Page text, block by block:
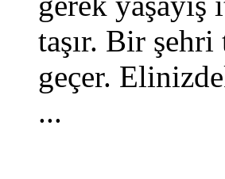
taşır. Bir şehri
geçer.
...